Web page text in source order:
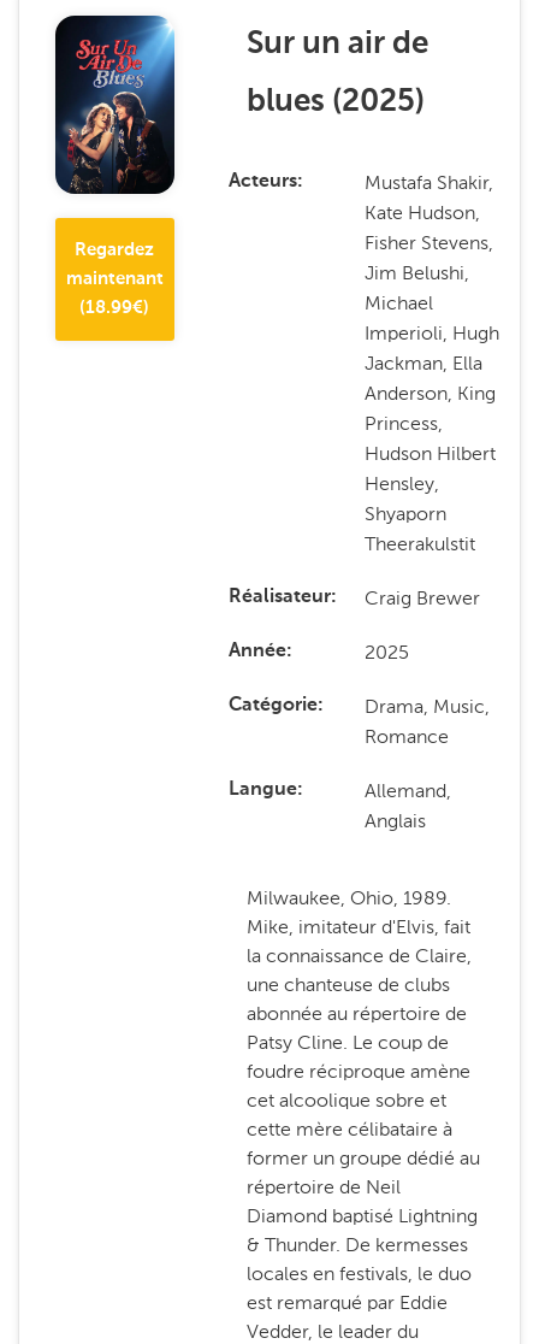
Regardez
maintenant
(18.99€)
Sur un air de
blues (2025)
Acteurs
Mustafa Shakir,
Kate Hudson,
Fisher Stevens,
Jim Belushi,
Michael
Imperioli, Hugh
Jackman, Ella
Anderson, King
Princess,
Hudson Hilbert
Hensley,
Shyaporn
Theerakulstit
Réalisateur Craig Brewer
Année 2025
Catégorie
Drama, Music,
Romance
Langue
Allemand,
Anglais
Milwaukee, Ohio, 1989.
Mike, imitateur d'Elvis, fait
la connaissance de Claire,
une chanteuse de clubs
abonnée au répertoire de
Patsy Cline. Le coup de
foudre réciproque amène
cet alcoolique sobre et
cette mère célibataire à
former un groupe dédié au
répertoire de Neil
Diamond baptisé Lightning
& Thunder. De kermesses
locales en festivals, le duo
est remarqué par Eddie
Vedder, le leader du